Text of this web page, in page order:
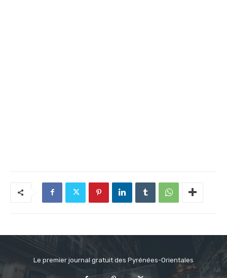
Le premier journal gratuit des Pyrénées-Orientales